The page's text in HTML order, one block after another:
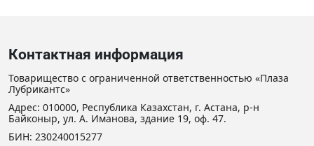
Контактная информация
Товарищество с ограниченной ответственностью «Плаза
Лубрикантс»
Адрес: 010000, Республика Казахстан, г. Астана, р-н
Байконыр, ул. А. Иманова, здание 19, оф. 47.
БИН: 230240015277